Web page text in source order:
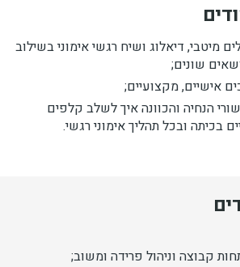
מיטבי, דיאלוג ושיח רגשי אימוני בשילוב
שונים;
אישיים, מקצועיים;
הנחיה והכוונה איך לשלב קלפים
בכיתה ובכל תהליך אימוני רגשי.
קבוצה וניהול פרידה ומשוב;